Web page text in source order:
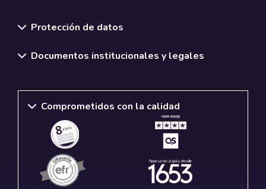
Protección de datos
Documentos institucionales y legales
Comprometidos con la calidad